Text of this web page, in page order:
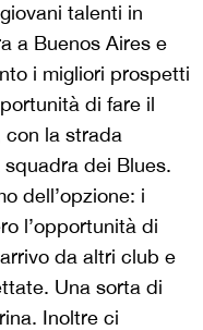
talenti in
a Buenos Aires e
i migliori prospetti
di fare il
con la strada
dei Blues.
dell’opzione: i
l’opportunità di
da altri club e
Una sorta di
Inoltre ci